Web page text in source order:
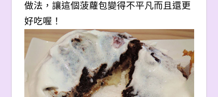
做法，讓這個菠蘿包變得不平凡而且還更
好吃喔！